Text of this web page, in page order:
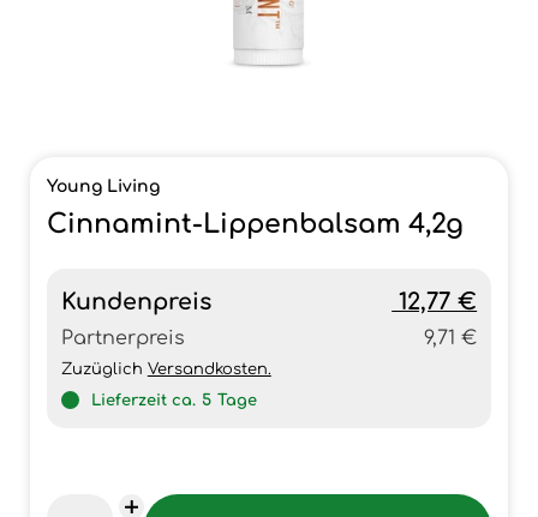
Young Living
Cinnamint-Lippenbalsam 4,2g
Kundenpreis 12,77 €
Partnerpreis 9,71 €
Zuzüglich Versandkosten.
Lieferzeit ca. 5 Tage